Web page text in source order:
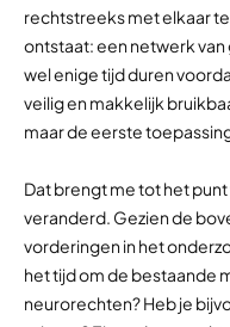
rechtstreeks met elkaar te
ontstaat: een netwerk
wel enige tijd duren
veilig en makkelijk
maar de eerste
Dat brengt me tot het
veranderd. Gezien de
vorderingen in het
het tijd om de bestaande
neurorechten? Heb je